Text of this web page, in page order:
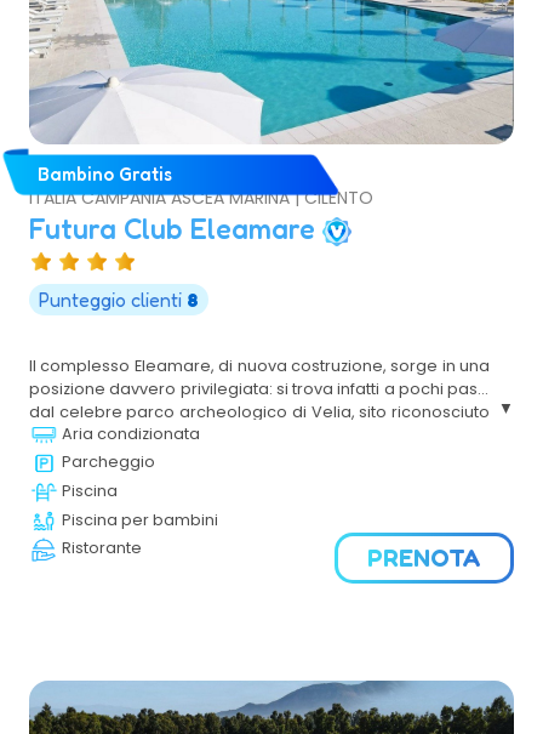
Bambino Gratis
ITALIA CAMPANIA ASCEA MARINA | CILENTO
Futura Club Eleamare
Punteggio clienti 8
Il complesso Eleamare, di nuova costruzione, sorge in una
posizione davvero privilegiata: si trova infatti a pochi passi
dal celebre parco archeologico di Velia, sito riconosciuto
come Patrimonio Mondiale dell’Umanità, e a ridosso di
una lunga spiaggia di sabbia fine facilmente
raggiungibile. L’ambiente curato e confortevole, unito
all’ottima cucina ispirata ai sapori del territorio e alla
varietà dei servizi offerti, rende la struttura perfetta per
soggiorni in famiglia o con gli amici.
Aria condizionata
Parcheggio
Piscina
Piscina per bambini
Ristorante
PRENOTA